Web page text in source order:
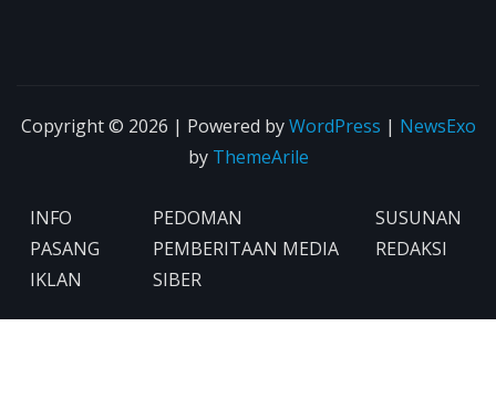
Copyright © 2026 | Powered byWordPress | NewsExo
by ThemeArile
INFO
PASANG
IKLAN
PEDOMAN
PEMBERITAAN MEDIA
SIBER
SUSUNAN
REDAKSI